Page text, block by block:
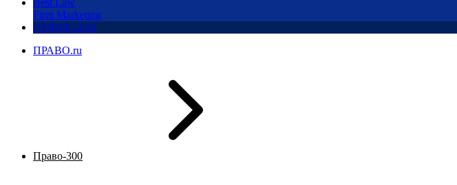
Best Law
Firm Marketing
ПМЮФ 2026
ПРАВО.ru
Право-300